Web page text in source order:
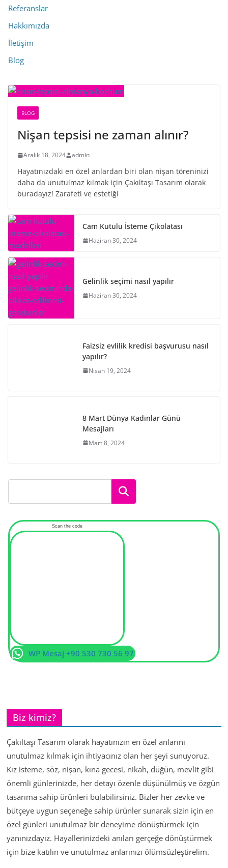
Referanslar
Hakkımızda
İletişim
Blog
BLOG
Nişan tepsisi ne zaman alınır?
Aralık 18, 2024 admin
Hayatınızdaki en özel anlardan biri olan nişan töreninizi
daha da unutulmaz kılmak için Çakıltaşı Tasarım olarak
buradayız! Zarafeti ve estetiği
Cam Kutulu İsteme Çikolatası
Haziran 30, 2024
Gelinlik seçimi nasıl yapılır
Haziran 30, 2024
Faizsiz evlilik kredisi başvurusu nasıl
yapılır?
Nisan 19, 2024
8 Mart Dünya Kadınlar Günü
Mesajları
Mart 8, 2024
Ara
Scan the code
WP Mesaj +90 530 730 56 97
Biz kimiz?
Çakıltaşı Tasarım olarak hayatınızın en özel anlarını
unutulmaz kılmak için ihtiyacınız olan her şeyi sunuyoruz.
Kız isteme, söz, nişan, kına gecesi, nikah, düğün, mevlit gibi
önemli günlerinizde, her detayı özenle düşünülmüş ve özgün
tasarıma sahip ürünleri bulabilirsiniz. Bizler her zevke ve
bütçeye uygun seçeneğe sahip ürünler sunarak sizin için en
özel günleri unutulmaz bir deneyime dönüştürmek için
yanınızdayız. Hayallerinizdeki anıları gerçeğe dönüştürmek
için bize katılın ve unutulmaz anlarınızı ölümsüzleştirelim.